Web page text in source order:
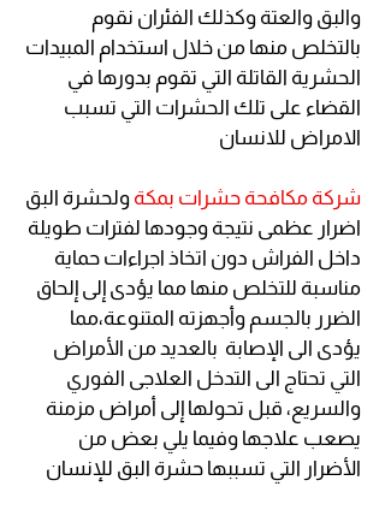
والبق والعتة وكذلك الفئران نقوم
بالتخلص منها من خلال استخدام المبيدات
الحشرية القاتلة التي تقوم بدورها في
القضاء على تلك الحشرات التي تسبب
الامراض للانسان
شركة مكافحة حشرات بمكة ولحشرة البق
اضرار عظمى نتيجة وجودها لفترات طويلة
داخل الفراش دون اتخاذ اجراءات حماية
مناسبة للتخلص منها مما يؤدى إلى إلحاق
الضرر بالجسم وأجهزته المتنوعة،مما
يؤدى الى الإصابة بالعديد من الأمراض
التي تحتاج الى التدخل العلاجى الفوري
والسريع، قبل تحولها إلى أمراض مزمنة
يصعب علاجها وفيما يلي بعض من
الأضرار التي تسببها حشرة البق للإنسان